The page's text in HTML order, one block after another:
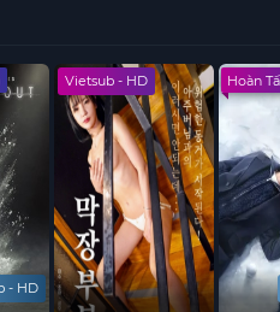
huyền huyễn Vietsub Full
- HD
Vietsub - HD Hoàn